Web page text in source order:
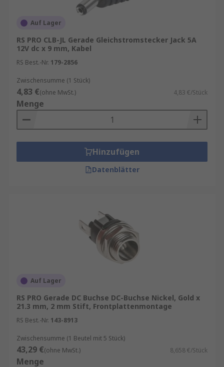
Auf Lager
RS PRO CLB-JL Gerade Gleichstromstecker Jack 5A
12V dc x 9 mm, Kabel
RS Best.-Nr. 179-2856
Zwischensumme (1 Stück)
4,83 €(ohne MwSt.) 4,83 €/Stück
Menge
Hinzufügen
Datenblätter
Auf Lager
RS PRO Gerade DC Buchse DC-Buchse Nickel, Gold x
21.3 mm, 2 mm Stift, Frontplattenmontage
RS Best.-Nr. 143-8913
Zwischensumme (1 Beutel mit 5 Stück)
43,29 €(ohne MwSt.) 8,658 €/Stück
Menge